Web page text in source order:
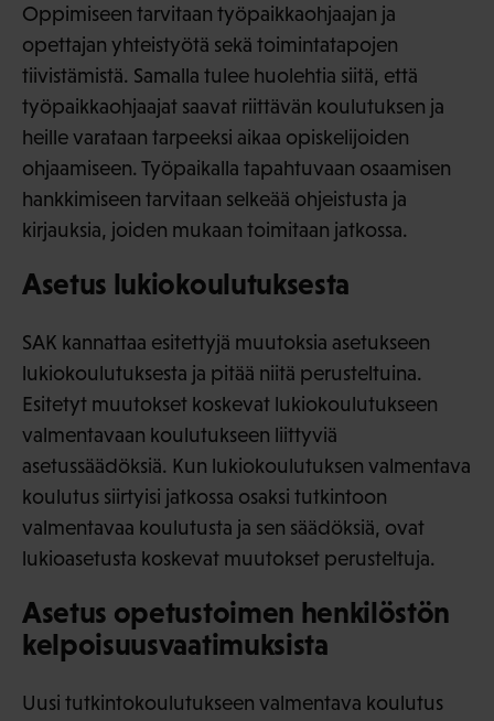
Oppimiseen tarvitaan työpaikkaohjaajan ja
opettajan yhteistyötä sekä toimintatapojen
tiivistämistä. Samalla tulee huolehtia siitä, että
työpaikkaohjaajat saavat riittävän koulutuksen ja
heille varataan tarpeeksi aikaa opiskelijoiden
ohjaamiseen. Työpaikalla tapahtuvaan osaamisen
hankkimiseen tarvitaan selkeää ohjeistusta ja
kirjauksia, joiden mukaan toimitaan jatkossa.
Asetus lukiokoulutuksesta
SAK kannattaa esitettyjä muutoksia asetukseen
lukiokoulutuksesta ja pitää niitä perusteltuina.
Esitetyt muutokset koskevat lukiokoulutukseen
valmentavaan koulutukseen liittyviä
asetussäädöksiä. Kun lukiokoulutuksen valmentava
koulutus siirtyisi jatkossa osaksi tutkintoon
valmentavaa koulutusta ja sen säädöksiä, ovat
lukioasetusta koskevat muutokset perusteltuja.
Asetus opetustoimen henkilöstön
kelpoisuusvaatimuksista
Uusi tutkintokoulutukseen valmentava koulutus